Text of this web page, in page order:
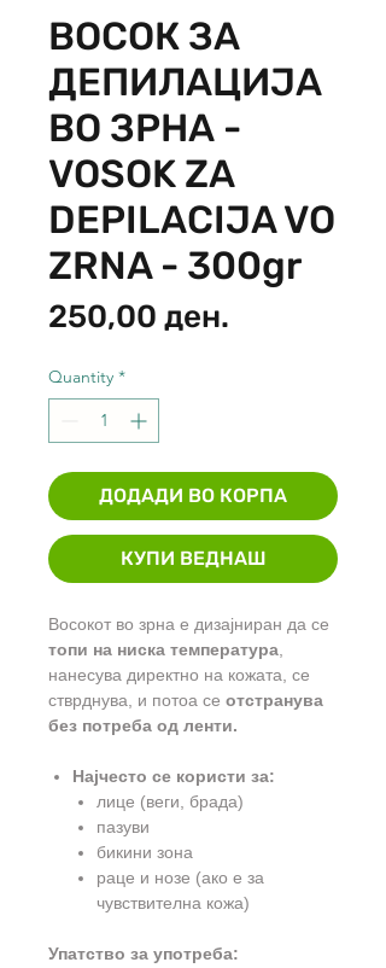
ВОСОК ЗА
ДЕПИЛАЦИЈА
ВО ЗРНА -
VOSOK ZA
DEPILACIJA VO
ZRNA - 300gr
250,00 ден.
Quantity *
ДОДАДИ ВО КОРПА
КУПИ ВЕДНАШ
Восокот во зрна е дизајниран да се
топи на ниска температура,
нанесува директно на кожата, се
стврднува, и потоа се отстранува
без потреба од ленти.
Најчесто се користи за:
лице (веги, брада)
пазуви
бикини зона
раце и нозе (ако е за
чувствителна кожа)
Упатство за употреба: